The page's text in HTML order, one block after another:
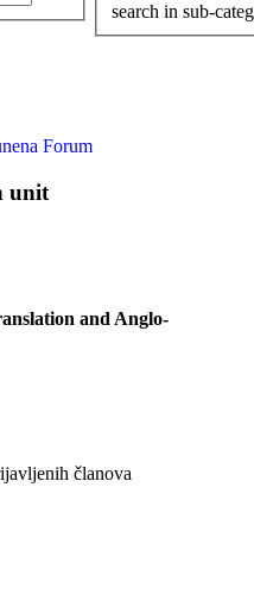
search in sub-
Forum
unit
and Anglo-
članova